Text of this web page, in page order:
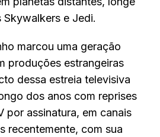
e Jedi.
marcou uma geração
produções estrangeiras
dessa estreia televisiva
dos anos com reprises
por assinatura, em canais
recentemente, com sua